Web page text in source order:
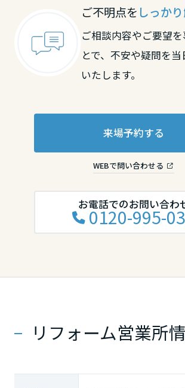
ご不明点を しっか
ご相談内容やご要望
とで、不安や疑問を
いたします。
来場予約する
WEBで問い合わせる
お電話でのお問い合わ
0120-995-
リフォーム営業所
高知県
九州エリア
長崎県